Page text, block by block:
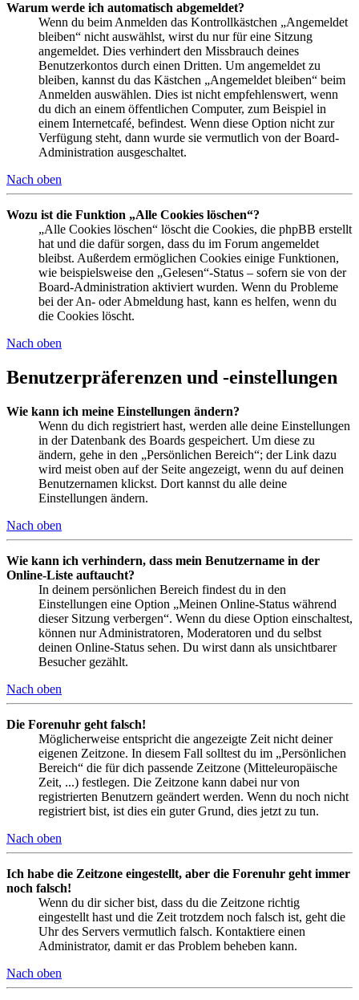
Warum werde ich automatisch abgemeldet?
Wenn du beim Anmelden das Kontrollkästchen „Angemeldet
bleiben“ nicht auswählst, wirst du nur für eine Sitzung
angemeldet. Dies verhindert den Missbrauch deines
Benutzerkontos durch einen Dritten. Um angemeldet zu
bleiben, kannst du das Kästchen „Angemeldet bleiben“ beim
Anmelden auswählen. Dies ist nicht empfehlenswert, wenn
du dich an einem öffentlichen Computer, zum Beispiel in
einem Internetcafé, befindest. Wenn diese Option nicht zur
Verfügung steht, dann wurde sie vermutlich von der Board-
Administration ausgeschaltet.
Nach oben
Wozu ist die Funktion „Alle Cookies löschen“?
„Alle Cookies löschen“ löscht die Cookies, die phpBB erstellt
hat und die dafür sorgen, dass du im Forum angemeldet
bleibst. Außerdem ermöglichen Cookies einige Funktionen,
wie beispielsweise den „Gelesen“-Status – sofern sie von der
Board-Administration aktiviert wurden. Wenn du Probleme
bei der An- oder Abmeldung hast, kann es helfen, wenn du
die Cookies löscht.
Nach oben
Benutzerpräferenzen und -einstellungen
Wie kann ich meine Einstellungen ändern?
Wenn du dich registriert hast, werden alle deine Einstellungen
in der Datenbank des Boards gespeichert. Um diese zu
ändern, gehe in den „Persönlichen Bereich“; der Link dazu
wird meist oben auf der Seite angezeigt, wenn du auf deinen
Benutzernamen klickst. Dort kannst du alle deine
Einstellungen ändern.
Nach oben
Wie kann ich verhindern, dass mein Benutzername in der
Online-Liste auftaucht?
In deinem persönlichen Bereich findest du in den
Einstellungen eine Option „Meinen Online-Status während
dieser Sitzung verbergen“. Wenn du diese Option einschaltest,
können nur Administratoren, Moderatoren und du selbst
deinen Online-Status sehen. Du wirst dann als unsichtbarer
Besucher gezählt.
Nach oben
Die Forenuhr geht falsch!
Möglicherweise entspricht die angezeigte Zeit nicht deiner
eigenen Zeitzone. In diesem Fall solltest du im „Persönlichen
Bereich“ die für dich passende Zeitzone (Mitteleuropäische
Zeit, ...) festlegen. Die Zeitzone kann dabei nur von
registrierten Benutzern geändert werden. Wenn du noch nicht
registriert bist, ist dies ein guter Grund, dies jetzt zu tun.
Nach oben
Ich habe die Zeitzone eingestellt, aber die Forenuhr geht immer
noch falsch!
Wenn du dir sicher bist, dass du die Zeitzone richtig
eingestellt hast und die Zeit trotzdem noch falsch ist, geht die
Uhr des Servers vermutlich falsch. Kontaktiere einen
Administrator, damit er das Problem beheben kann.
Nach oben